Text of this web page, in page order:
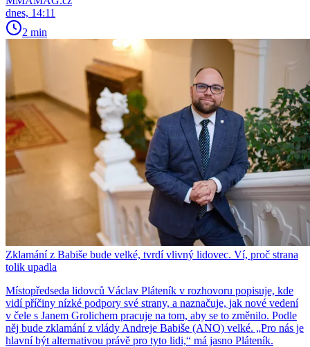
dnes, 14:11
2 min
Zklamání z Babiše bude velké, tvrdí vlivný lidovec. Ví, proč strana
tolik upadla
Místopředseda lidovců Václav Pláteník v rozhovoru popisuje, kde
vidí příčiny nízké podpory své strany, a naznačuje, jak nové vedení
v čele s Janem Grolichem pracuje na tom, aby se to změnilo. Podle
něj bude zklamání z vlády Andreje Babiše (ANO) velké. „Pro nás je
hlavní být alternativou právě pro tyto lidi,“ má jasno Pláteník.